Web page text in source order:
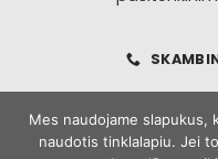
Mes naudojame slapukus,
naudotis tinklalapiu. Jei